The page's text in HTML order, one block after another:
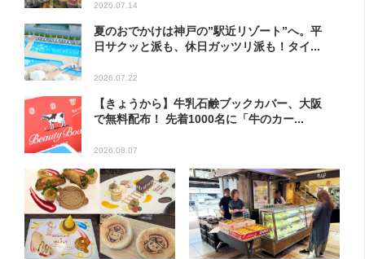
2026.07.14
夏のおでかけは神戸の”駅近リゾート”へ。平
日サクッと派も、休日ガッツリ派も！タイ...
2026.07.22
【きょうから】牛乳石鹸ブックカバー、大阪
で無料配布！ 先着1000名に「牛のカー...
2026.08.07